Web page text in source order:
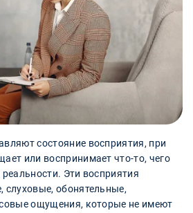
состояние восприятия, при
или воспринимает что-то, чего
Эти восприятия
слуховые, обонятельные,
ощущения, которые не имеют